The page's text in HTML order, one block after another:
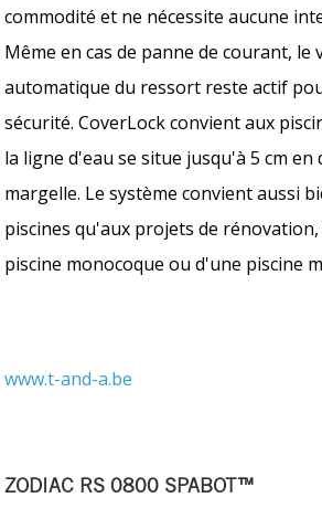
commodité et ne nécessite aucune
Même en cas de panne de courant, le
automatique du ressort reste actif
sécurité. CoverLock convient aux
la ligne d'eau se situe jusqu'à 5 cm en
margelle. Le système convient aussi
piscines qu'aux projets de
piscine monocoque ou d'une piscine
www.t-and-a.be
ZODIAC RS 0800 SPABOT™